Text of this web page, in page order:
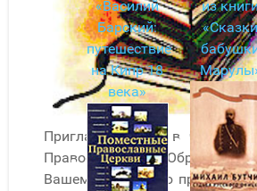
«Василий
Барский:
путешествие
на Кипр 18
века»
из
Приглашаем вас в
Православного
Вашему вниманию